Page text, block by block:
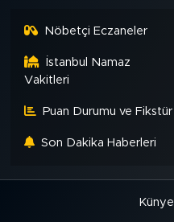
Nöbetçi Eczaneler
İstanbul Namaz
Vakitleri
Puan Durumu ve Fikstür
Son Dakika Haberleri
Künye